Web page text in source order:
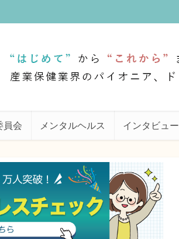
員会 メンタルヘルス インタビュー